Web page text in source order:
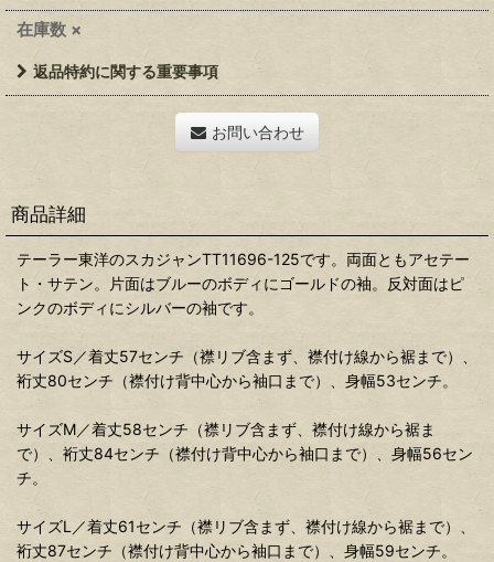
在庫数 ×
返品特約に関する重要事項
お問い合わせ
商品詳細
テーラー東洋のスカジャンTT11696-125です。両面ともアセテー
ト・サテン。片面はブルーのボディにゴールドの袖。反対面はピ
ンクのボディにシルバーの袖です。
サイズS／着丈57センチ（襟リブ含まず、襟付け線から裾まで）、
裄丈80センチ（襟付け背中心から袖口まで）、身幅53センチ。
サイズM／着丈58センチ（襟リブ含まず、襟付け線から裾ま
で）、裄丈84センチ（襟付け背中心から袖口まで）、身幅56セン
チ。
サイズL／着丈61センチ（襟リブ含まず、襟付け線から裾まで）、
裄丈87センチ（襟付け背中心から袖口まで）、身幅59センチ。